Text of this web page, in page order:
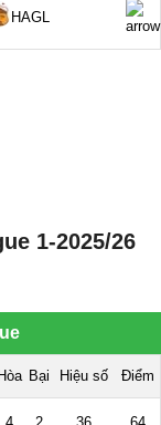
1-2025/26